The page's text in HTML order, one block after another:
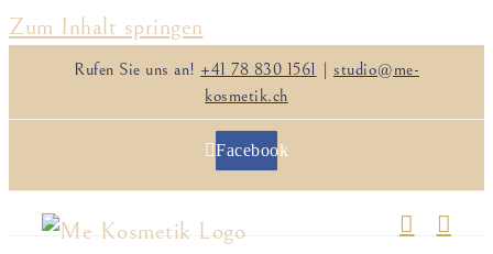
Zum Inhalt springen
Rufen Sie uns an! +41 78 830 1561 | studio@me-
kosmetik.ch
Facebook